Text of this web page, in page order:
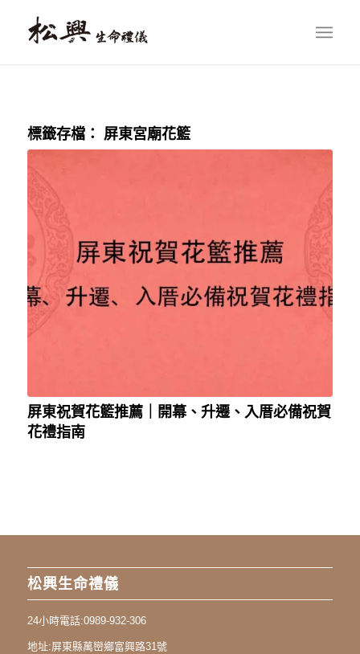
標籤存檔： 屏東宮廟花籃
屏東祝賀花籃推薦｜開幕、升遷、入厝必備祝賀
花禮指南
松興生命禮儀
24小時電話:0989-932-306
地址:屏東縣萬巒鄉富興路31號